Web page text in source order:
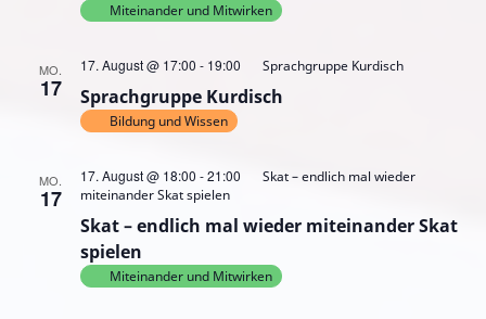
Miteinander und Mitwirken
MO.
17 Sprachgruppe Kurdisch
17. August @ 17:00 - 19:00 Sprachgruppe Kurdisch
Bildung und Wissen
MO.
17
Skat – endlich mal wieder miteinander Skat
spielen
17. August @ 18:00 -21:00
Skat – endlich mal wieder
miteinander Skat spielen
Miteinander und Mitwirken